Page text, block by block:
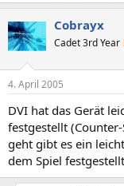
Cobrayx
Cadet 3rd Year
4. April 2005
DVI hat das Gerät
festgestellt
geht gibt es ein
dem Spiel festgestellt